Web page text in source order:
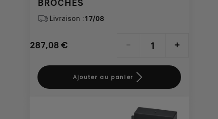
BROCHES
Livraison :17/08
287,08 €
Price
287,08
- +
Quantity
updated
Ajouter au panier